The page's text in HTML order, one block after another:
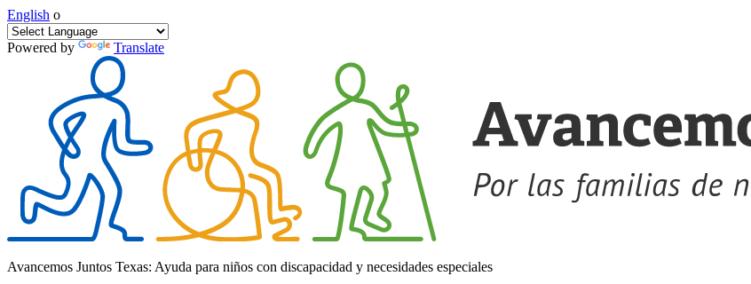
English o
Powered by Translate
Avancemos Juntos Texas: Ayuda para niños con discapacidad y necesidades especiales